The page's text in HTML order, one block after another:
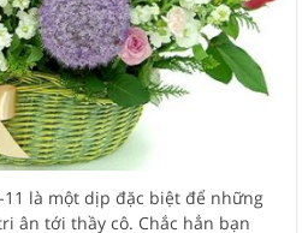
11 là một dịp đặc biệt để những
ân tới thầy cô. Chắc hẳn bạn